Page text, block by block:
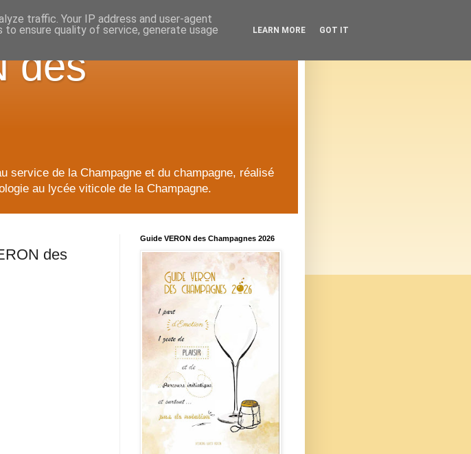
des
service de la Champagne et du champagne, réalisé
au lycée viticole de la Champagne.
des
Guide VERON des Champagnes 2026
traffic. Your IP address and user-agent
ensure quality of service, generate usage
LEARN MORE GOT IT